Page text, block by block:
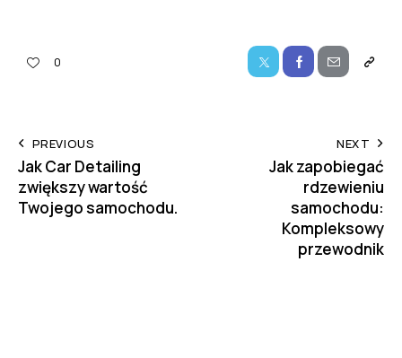
0
PREVIOUS
Jak Car Detailing
zwiększy wartość
Twojego samochodu.
NEXT
Jak zapobiegać
rdzewieniu
samochodu:
Kompleksowy
przewodnik